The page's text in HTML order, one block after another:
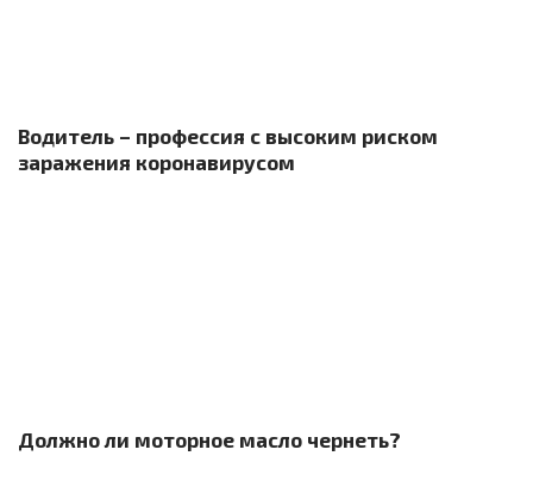
Водитель – профессия с высоким риском
заражения коронавирусом
Должно ли моторное масло чернеть?